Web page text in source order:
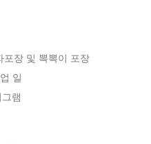
포장 및 뽁뽁이 포장
일
램